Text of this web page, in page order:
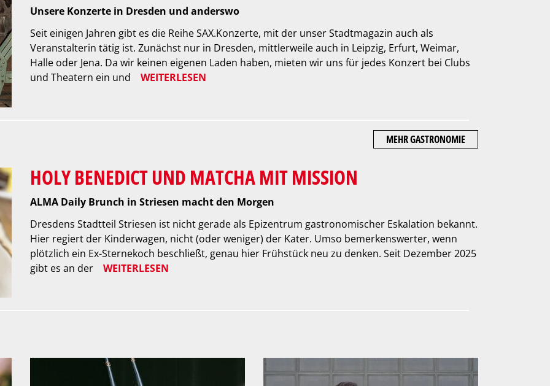
Unsere Konzerte in Dresden und anderswo
Seit einigen Jahren gibt es die Reihe SAX.Konzerte, mit der unser Stadtmagazin auch als
Veranstalterin tätig ist. Zunächst nur in Dresden, mittlerweile auch in Leipzig, Erfurt, Weimar,
Halle oder Jena. Da wir keinen eigenen Laden haben, mieten wir uns für jedes Konzert bei Clubs
und Theatern ein und
WEITERLESEN
MEHR GASTRONOMIE
HOLY BENEDICT UND MATCHA MIT MISSION
ALMA Daily Brunch in Striesen macht den Morgen
Dresdens Stadtteil Striesen ist nicht gerade als Epizentrum gastronomischer Eskalation bekannt.
Hier regiert der Kinderwagen, nicht (oder weniger) der Kater. Umso bemerkenswerter, wenn
plötzlich ein Ex-Sternekoch beschließt, genau hier Frühstück neu zu denken. Seit Dezember 2025
gibt es an der
WEITERLESEN